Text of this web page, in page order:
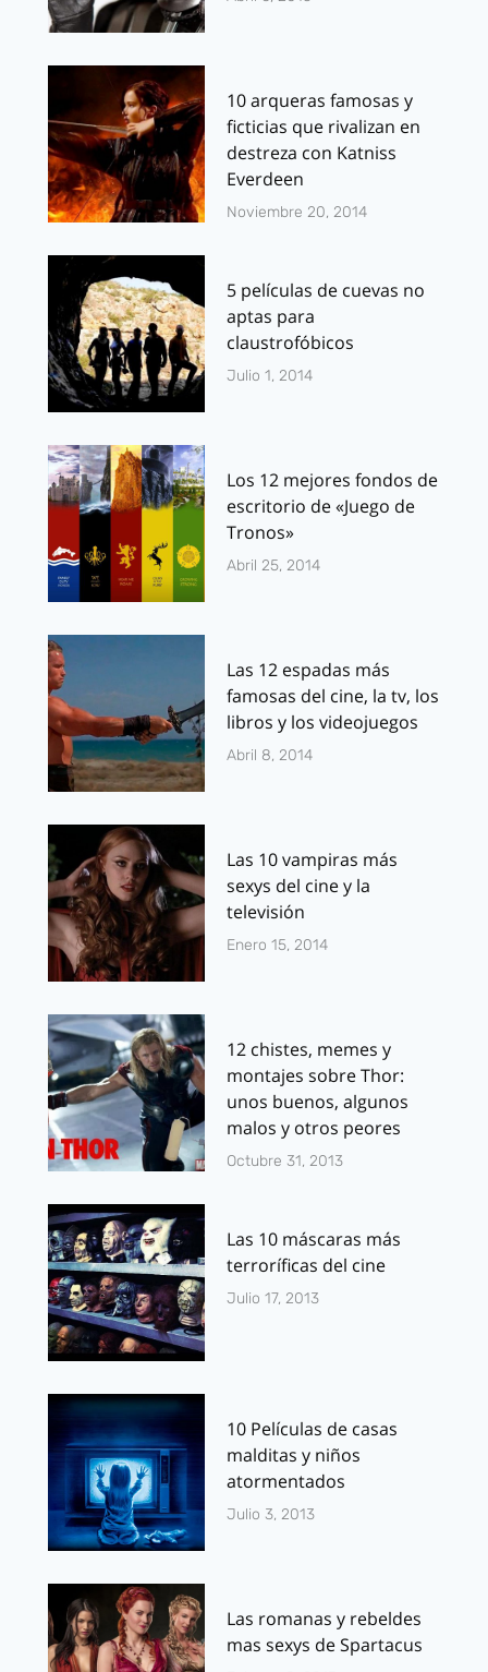
10 arqueras famosas y
ficticias que rivalizan en
destreza con Katniss
Everdeen
Noviembre 20, 2014
5 películas de cuevas no
aptas para
claustrofóbicos
Julio 1, 2014
Los 12 mejores fondos de
escritorio de «Juego de
Tronos»
Abril 25, 2014
Las 12 espadas más
famosas del cine, la tv, los
libros y los videojuegos
Abril 8, 2014
Las 10 vampiras más
sexys del cine y la
televisión
Enero 15, 2014
12 chistes, memes y
montajes sobre Thor:
unos buenos, algunos
malos y otros peores
Octubre 31, 2013
Las 10 máscaras más
terroríficas del cine
Julio 17, 2013
10 Películas de casas
malditas y niños
atormentados
Julio 3, 2013
Las romanas y rebeldes
mas sexys de Spartacus